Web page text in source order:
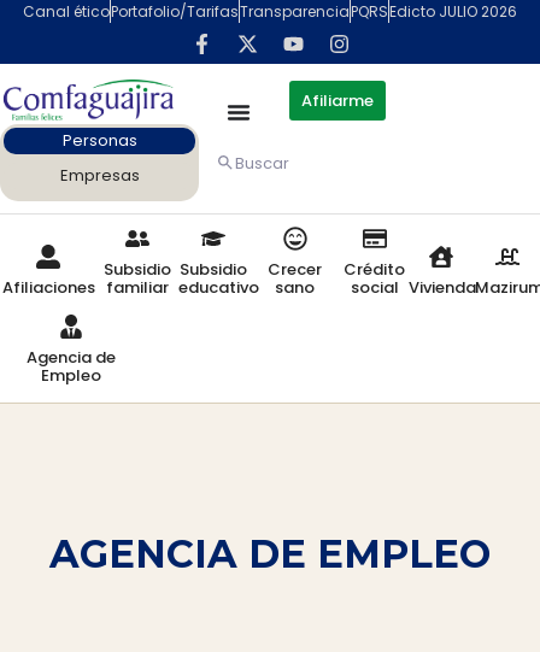
Canal éticoPortafolio/TarifasTransparenciaPQRSEdicto JULIO 2026
Afiliarme
Personas
Empresas
Buscar
Afiliaciones
Subsidio
familiar
Subsidio
educativo
Crecer
sano
Crédito
social Vivienda
Agencia de
Empleo
AGENCIA DE EMPLEO